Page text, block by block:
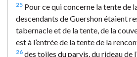
25 Pour ce qui concerne la tente de
descendants de Guershon étaient
tabernacle et de la tente, de la
est à l’entrée de la tente de la
26 des toiles du parvis, du rideau de